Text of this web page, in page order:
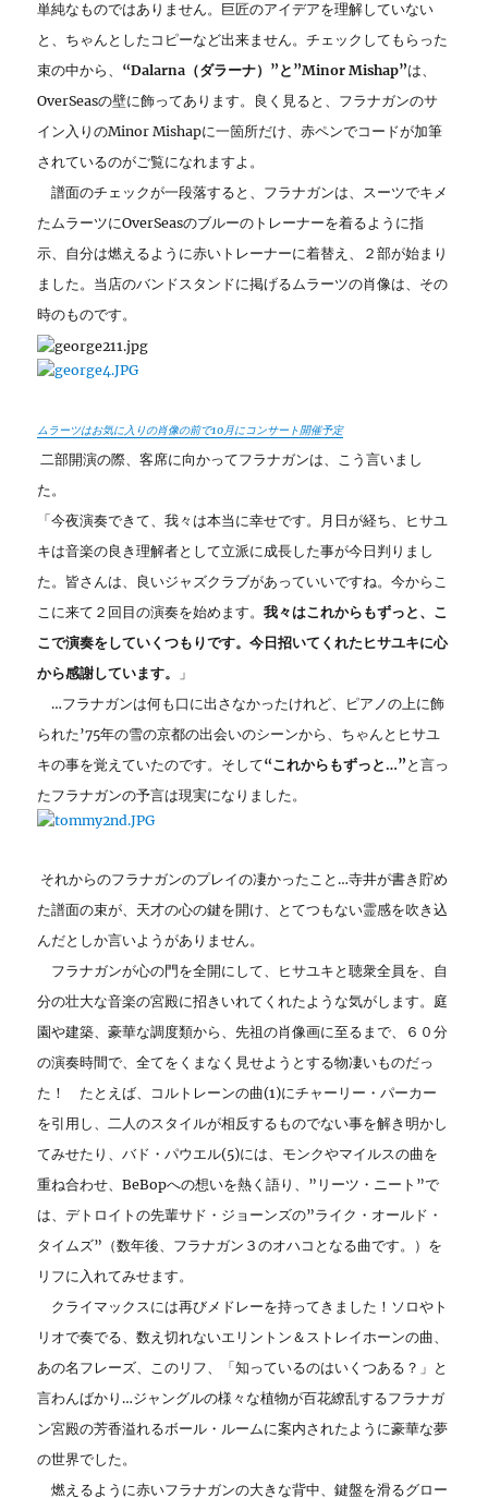
単純なものではありません。巨匠のアイデアを理解していない
と、ちゃんとしたコピーなど出来ません。チェックしてもらった
束の中から、 “Dalarna（ダラーナ）”と”Minor Mishap”は、
OverSeasの壁に飾ってあります。良く見ると、フラナガンのサ
イン入りのMinor Mishapに一箇所だけ、赤ペンでコードが加筆
されているのがご覧になれますよ。
譜面のチェックが一段落すると、フラナガンは、スーツでキメ
たムラーツにOverSeasのブルーのトレーナーを着るように指
示、自分は燃えるように赤いトレーナーに着替え、２部が始まり
ました。当店のバンドスタンドに掲げるムラーツの肖像は、その
時のものです。
ムラーツはお気に入りの肖像の前で10月にコンサート開催予定
二部開演の際、客席に向かってフラナガンは、こう言いまし
た。
「今夜演奏できて、我々は本当に幸せです。月日が経ち、ヒサユ
キは音楽の良き理解者として立派に成長した事が今日判りまし
た。皆さんは、良いジャズクラブがあっていいですね。今からこ
こに来て２回目の演奏を始めます。我々はこれからもずっと、こ
こで演奏をしていくつもりです。今日招いてくれたヒサユキに心
から感謝しています。
」
…フラナガンは何も口に出さなかったけれど、ピアノの上に飾
られた’75年の雪の京都の出会いのシーンから、ちゃんとヒサユ
キの事を覚えていたのです。そして“これからもずっと…” と言っ
たフラナガンの予言は現実になりました。
それからのフラナガンのプレイの凄かったこと…寺井が書き貯め
た譜面の束が、天才の心の鍵を開け、とてつもない霊感を吹き込
んだとしか言いようがありません。
フラナガンが心の門を全開にして、ヒサユキと聴衆全員を、自
分の壮大な音楽の宮殿に招きいれてくれたような気がします。庭
園や建築、豪華な調度類から、先祖の肖像画に至るまで、６０分
の演奏時間で、全てをくまなく見せようとする物凄いものだっ
た！ たとえば、コルトレーンの曲(1)にチャーリー・パーカー
を引用し、二人のスタイルが相反するものでない事を解き明かし
てみせたり、バド・パウエル(5)には、モンクやマイルスの曲を
重ね合わせ、BeBopへの想いを熱く語り、”リーツ・ニート”で
は、デトロイトの先輩サド・ジョーンズの”ライク・オールド・
タイムズ”（数年後、フラナガン３のオハコとなる曲です。）を
リフに入れてみせます。
クライマックスには再びメドレーを持ってきました！ソロやト
リオで奏でる、数え切れないエリントン＆ストレイホーンの曲、
あの名フレーズ、このリフ、「知っているのはいくつある？」と
言わんばかり…ジャングルの様々な植物が百花繚乱するフラナガ
ン宮殿の芳香溢れるボール・ルームに案内されたように豪華な夢
の世界でした。
燃えるように赤いフラナガンの大きな背中、鍵盤を滑るグロー